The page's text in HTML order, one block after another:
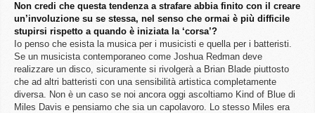
Non credi che questa tendenza a strafare abbia finito con il creare
un’involuzione su se stessa, nel senso che ormai è più difficile
stupirsi rispetto a quando è iniziata la ‘corsa’?
Io penso che esista la musica per i musicisti e quella per i batteristi.
Se un musicista contemporaneo come Joshua Redman deve
realizzare un disco, sicuramente si rivolgerà a Brian Blade piuttosto
che ad altri batteristi con una sensibilità artistica completamente
diversa. Non è un caso se noi ancora oggi ascoltiamo Kind of Blue di
Miles Davis e pensiamo che sia un capolavoro. Lo stesso Miles era